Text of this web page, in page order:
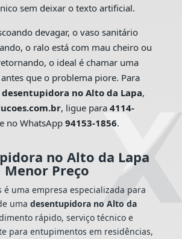
sem deixar o texto artificial.
devagar, o vaso sanitário
o ralo está com mau cheiro ou
o ideal é chamar uma
que o problema piore. Para
desentupidora no Alto da Lapa,
, ligue para 4114-
no WhatsApp 94153-1856.
no Alto da Lapa
Menor Preço
é uma empresa especializada para
uma desentupidora no Alto da
rápido, serviço técnico e
para entupimentos em residências,